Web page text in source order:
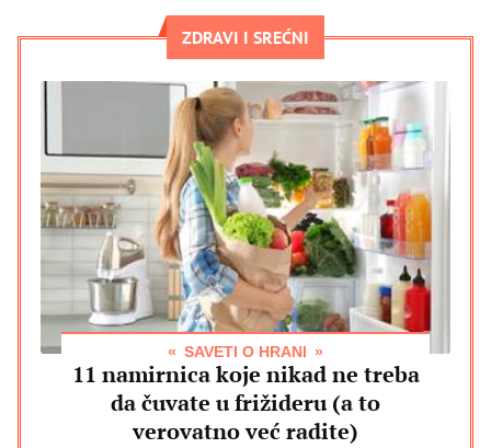
ZDRAVI I SREĆNI
SAVETI O HRANI
11 namirnica koje nikad ne treba
da čuvate u frižideru (a to
verovatno već radite)